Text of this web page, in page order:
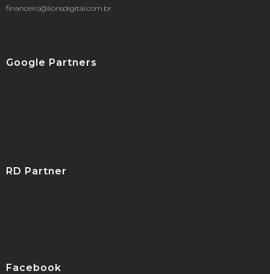
financeiro@lionsdigital.com.br
Google Partners
RD Partner
Facebook